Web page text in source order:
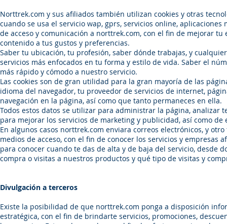
Norttrek.com y sus afiliados también utilizan cookies y otras
cuando se usa el servicio wap, gprs, servicios online,
de acceso y comunicación a norttrek.com, con el fin de mejorar
contenido a tus gustos y preferencias.
Saber tu ubicación, tu profesión, saber dónde trabajas, y
servicios más enfocados en tu forma y estilo de vida. Saber el
más rápido y cómodo a nuestro servicio.
Las cookies son de gran utilidad para la gran mayoría de las
idioma del navegador, tu proveedor de servicios de internet,
navegación en la página, así como que tanto permaneces en ella.
Todos estos datos se utilizar para administrar la página, analizar
para mejorar los servicios de marketing y publicidad, así como
En algunos casos norttrek.com enviara correos electrónicos, y
medios de acceso, con el fin de conocer los servicios y
para conocer cuando te das de alta y de baja del servicio, desde
compra o visitas a nuestros productos y qué tipo de visitas y
Divulgación a terceros
Existe la posibilidad de que norttrek.com ponga a disposición
estratégica, con el fin de brindarte servicios, promociones,